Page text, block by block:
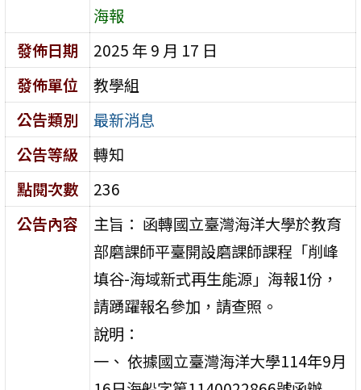
海報
發佈日期
2025 年 9 月 17 日
發佈單位
教學組
公告類別
最新消息
公告等級
轉知
點閱次數
236
公告內容
主旨： 函轉國立臺灣海洋大學於教育
部磨課師平臺開設磨課師課程「削峰
填谷-海域新式再生能源」海報1份，
請踴躍報名參加，請查照。
說明：
一、 依據國立臺灣海洋大學114年9月